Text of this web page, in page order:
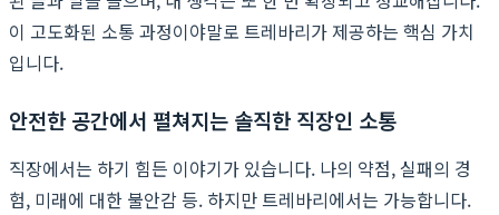
이 고도화된 소통 과정이야말로 트레바리가 제공하는 핵심 가치
입니다.
안전한 공간에서 펼쳐지는 솔직한 직장인 소통
직장에서는 하기 힘든 이야기가 있습니다. 나의 약점, 실패의 경
험, 미래에 대한 불안감 등. 하지만 트레바리에서는 가능합니다.